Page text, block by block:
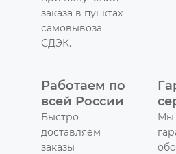
заказа в пунктах
самовывоза
СДЭК.
Работаем по
всей России
Быстро
доставляем
заказы
Мы